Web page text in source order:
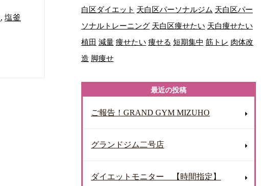
, 塩釜
白区ダイエット 天白区パーソナルジム 天白区パー
ソナルトレーニング 天白区痩せたい 天白痩せたい
植田 減量 痩せたい 痩せる 短期集中 筋トレ 肉体改
造 脚痩せ
最近の投稿
ご報告！GRAND GYM MIZUHO
グランドジム二号店
ダイエットモニター 【時間指定】